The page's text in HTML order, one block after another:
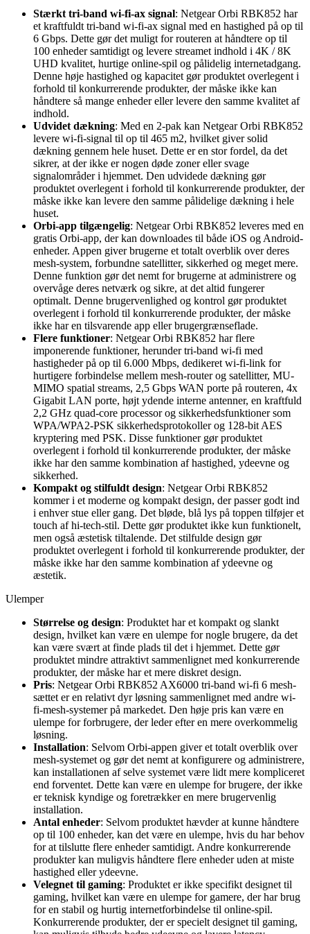
Stærkt tri-band wi-fi-ax signal: Netgear Orbi RBK852 har
et kraftfuldt tri-band wi-fi-ax signal med en hastighed på op til
6 Gbps. Dette gør det muligt for routeren at håndtere op til
100 enheder samtidigt og levere streamet indhold i 4K / 8K
UHD kvalitet, hurtige online-spil og pålidelig internetadgang.
Denne høje hastighed og kapacitet gør produktet overlegent i
forhold til konkurrerende produkter, der måske ikke kan
håndtere så mange enheder eller levere den samme kvalitet af
indhold.
Udvidet dækning: Med en 2-pak kan Netgear Orbi RBK852
levere wi-fi-signal til op til 465 m2, hvilket giver solid
dækning gennem hele huset. Dette er en stor fordel, da det
sikrer, at der ikke er nogen døde zoner eller svage
signalområder i hjemmet. Den udvidede dækning gør
produktet overlegent i forhold til konkurrerende produkter, der
måske ikke kan levere den samme pålidelige dækning i hele
huset.
Orbi-app tilgængelig: Netgear Orbi RBK852 leveres med en
gratis Orbi-app, der kan downloades til både iOS og Android-
enheder. Appen giver brugerne et totalt overblik over deres
mesh-system, forbundne satellitter, sikkerhed og meget mere.
Denne funktion gør det nemt for brugerne at administrere og
overvåge deres netværk og sikre, at det altid fungerer
optimalt. Denne brugervenlighed og kontrol gør produktet
overlegent i forhold til konkurrerende produkter, der måske
ikke har en tilsvarende app eller brugergrænseflade.
Flere funktioner: Netgear Orbi RBK852 har flere
imponerende funktioner, herunder tri-band wi-fi med
hastigheder på op til 6.000 Mbps, dedikeret wi-fi-link for
hurtigere forbindelse mellem mesh-router og satellitter, MU-
MIMO spatial streams, 2,5 Gbps WAN porte på routeren, 4x
Gigabit LAN porte, højt ydende interne antenner, en kraftfuld
2,2 GHz quad-core processor og sikkerhedsfunktioner som
WPA/WPA2-PSK sikkerhedsprotokoller og 128-bit AES
kryptering med PSK. Disse funktioner gør produktet
overlegent i forhold til konkurrerende produkter, der måske
ikke har den samme kombination af hastighed, ydeevne og
sikkerhed.
Kompakt og stilfuldt design: Netgear Orbi RBK852
kommer i et moderne og kompakt design, der passer godt ind
i enhver stue eller gang. Det bløde, blå lys på toppen tilføjer et
touch af hi-tech-stil. Dette gør produktet ikke kun funktionelt,
men også æstetisk tiltalende. Det stilfulde design gør
produktet overlegent i forhold til konkurrerende produkter, der
måske ikke har den samme kombination af ydeevne og
æstetik.
Ulemper
Størrelse og design: Produktet har et kompakt og slankt
design, hvilket kan være en ulempe for nogle brugere, da det
kan være svært at finde plads til det i hjemmet. Dette gør
produktet mindre attraktivt sammenlignet med konkurrerende
produkter, der måske har et mere diskret design.
Pris: Netgear Orbi RBK852 AX6000 tri-band wi-fi 6 mesh-
sættet er en relativt dyr løsning sammenlignet med andre wi-
fi-mesh-systemer på markedet. Den høje pris kan være en
ulempe for forbrugere, der leder efter en mere overkommelig
løsning.
Installation: Selvom Orbi-appen giver et totalt overblik over
mesh-systemet og gør det nemt at konfigurere og administrere,
kan installationen af selve systemet være lidt mere kompliceret
end forventet. Dette kan være en ulempe for brugere, der ikke
er teknisk kyndige og foretrækker en mere brugervenlig
installation.
Antal enheder: Selvom produktet hævder at kunne håndtere
op til 100 enheder, kan det være en ulempe, hvis du har behov
for at tilslutte flere enheder samtidigt. Andre konkurrerende
produkter kan muligvis håndtere flere enheder uden at miste
hastighed eller ydeevne.
Velegnet til gaming: Produktet er ikke specifikt designet til
gaming, hvilket kan være en ulempe for gamere, der har brug
for en stabil og hurtig internetforbindelse til online-spil.
Konkurrerende produkter, der er specielt designet til gaming,